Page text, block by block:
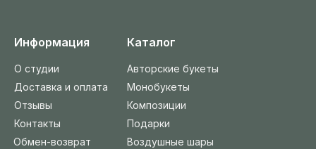
Авторские букеты
Композиции
Подарки
Монобукеты
Каталог
Информация
О студии
Отзывы
Доставка и оплата
Контакты
Обмен-возврат
Воздушные шары